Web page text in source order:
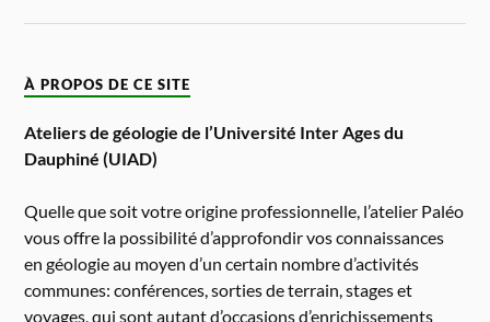
À PROPOS DE CE SITE
Ateliers de géologie de l’Université Inter Ages du
Dauphiné (UIAD)
Quelle que soit votre origine professionnelle, l’atelier Paléo
vous offre la possibilité d’approfondir vos connaissances
en géologie au moyen d’un certain nombre d’activités
communes: conférences, sorties de terrain, stages et
voyages, qui sont autant d’occasions d’enrichissements